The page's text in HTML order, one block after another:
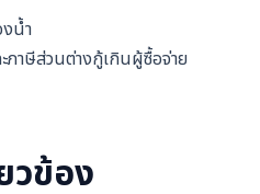
น้ำ
ภาษีส่วนต่างกู้เกินผู้ซื้อจ่าย
วข้อง